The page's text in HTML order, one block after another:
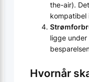
the-air).
kompatibel
ligge
Hvornår